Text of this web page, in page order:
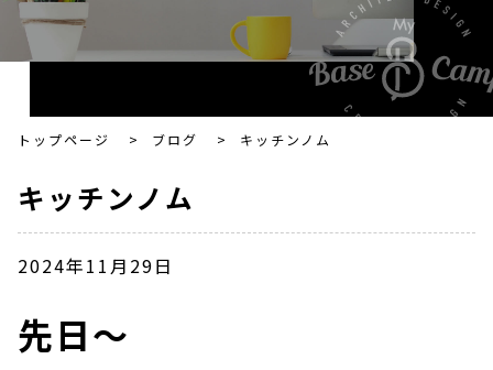
トップページ > ブログ > キッチンノム
キッチンノム
2024年11月29日
先日～